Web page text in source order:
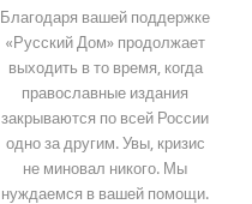
Благодаря вашей поддержке
«Русский Дом» продолжает
выходить в то время, когда
православные издания
закрываются по всей России
одно за другим. Увы, кризис
не миновал никого. Мы
нуждаемся в вашей помощи.